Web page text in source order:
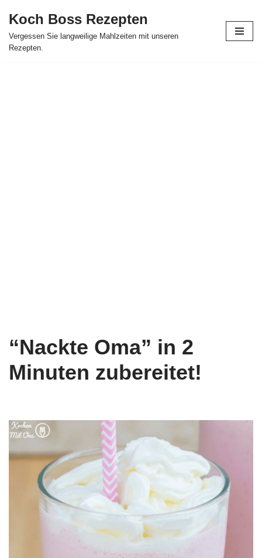
Skip
to
Koch Boss Rezepten
Vergessen Sie langweilige Mahlzeiten mit unseren
Rezepten.
“Nackte Oma” in 2
Minuten zubereitet!